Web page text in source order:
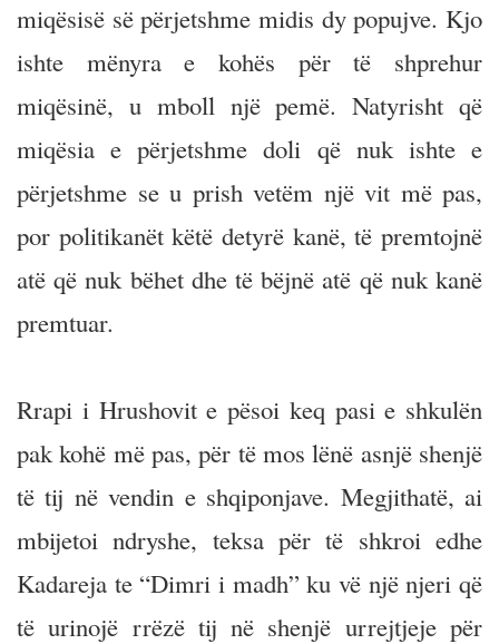
miqësisë së përjetshme midis dy popujve. Kjo
ishte mënyra e kohës për të shprehur
miqësinë, u mboll një pemë. Natyrisht që
miqësia e përjetshme doli që nuk ishte e
përjetshme se u prish vetëm një vit më pas,
por politikanët këtë detyrë kanë, të premtojnë
atë që nuk bëhet dhe të bëjnë atë që nuk kanë
premtuar.
Rrapi i Hrushovit e pësoi keq pasi e shkulën
pak kohë më pas, për të mos lënë asnjë shenjë
të tij në vendin e shqiponjave. Megjithatë, ai
mbijetoi ndryshe, teksa për të shkroi edhe
Kadareja te “Dimri i madh” ku vë një njeri që
të urinojë rrëzë tij në shenjë urrejtjeje për